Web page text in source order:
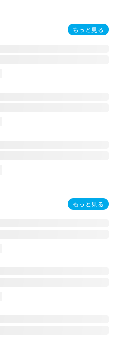
もっと見る
もっと見る